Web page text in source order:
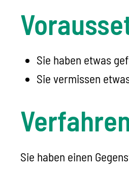
Sie haben etwas
Sie vermissen
Sie haben einen